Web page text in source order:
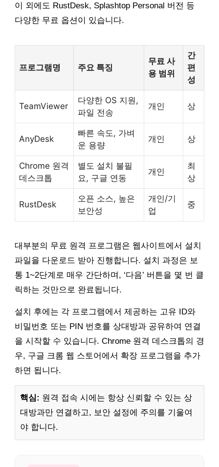
이 외에도 RustDesk, Splashtop Personal 버전 등
다양한 무료 옵션이 있습니다.
프로그램명 주요 특징
무료 사
용 범위
간
편
성
TeamViewer
다양한 OS 지원,
파일 전송
개인 상
AnyDesk
빠른 속도, 가벼
운 용량
개인 상
Chrome 원격
데스크톱
별도 설치 불필
요, 구글 연동
개인
최
상
RustDesk
오픈 소스, 높은
보안성
개인/기
업
중
대부분의 무료 원격 프로그램은 웹사이트에서 설치
파일을 다운로드 받아 진행합니다. 설치 과정은 보
통 1~2단계로 매우 간단하며, ‘다음’ 버튼을 몇 번 클
릭하는 것만으로 완료됩니다.
설치 후에는 각 프로그램에서 제공하는 고유 ID와
비밀번호 또는 PIN 번호를 상대방과 공유하여 연결
을 시작할 수 있습니다. Chrome 원격 데스크톱의 경
우, 구글 크롬 웹 스토어에서 확장 프로그램을 추가
하면 됩니다.
핵심: 원격 접속 시에는 항상 신뢰할 수 있는 상
대방과만 연결하고, 보안 설정에 주의를 기울여
야 합니다.